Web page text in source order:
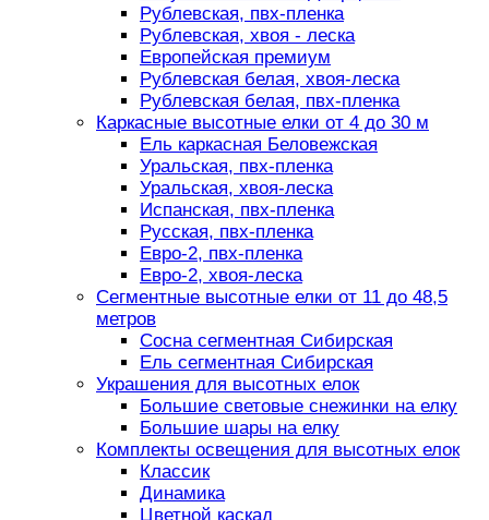
Рублевская, пвх-пленка
Рублевская, хвоя - леска
Европейская премиум
Рублевская белая, хвоя-леска
Рублевская белая, пвх-пленка
Каркасные высотные елки от 4 до 30 м
Ель каркасная Беловежская
Уральская, пвх-пленка
Уральская, хвоя-леска
Испанская, пвх-пленка
Русская, пвх-пленка
Евро-2, пвх-пленка
Евро-2, хвоя-леска
Сегментные высотные елки от 11 до 48,5
метров
Сосна сегментная Сибирская
Ель сегментная Сибирская
Украшения для высотных елок
Большие световые снежинки на елку
Большие шары на елку
Комплекты освещения для высотных елок
Классик
Динамика
Цветной каскад